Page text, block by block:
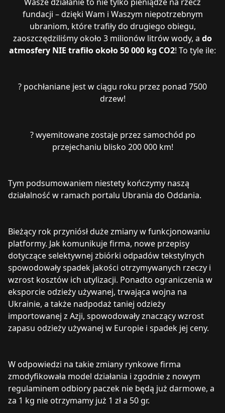
fundacji – dzięki Wam i Waszym niepotrzebnym
ubraniom, które trafiły do drugiego obiegu,
zaoszczędziliśmy około 3 milionów litrów wody, a do
atmosfery NIE trafiło około 50 000 kg CO2! To tyle ile:
? pochłaniane jest w ciągu roku przez ponad 7500
drzew!
? wyemitowane zostaje przez samochód po
przejechaniu blisko 200 000 km!
Tym podsumowaniem niestety kończymy naszą
działalność w ramach portalu Ubrania do Oddania.
Bieżący rok przyniósł duże zmiany w funkcjonowaniu
platformy. Jak komunikuje firma, nowe przepisy
dotyczące selektywnej zbiórki odpadów tekstylnych
spowodowały spadek jakości otrzymywanych rzeczy i
wzrost kosztów ich utylizacji. Ponadto ograniczenia w
eksporcie odzieży używanej, trwająca wojna na
Ukrainie, a także nadpodaż taniej odzieży
importowanej z Azji, spowodowały znaczący wzrost
zapasu odzieży używanej w Europie i spadek jej ceny.
W odpowiedzi na takie zmiany rynkowe firma
zmodyfikowała model działania i zgodnie z nowym
regulaminem odbiory paczek nie będą już darmowe, a
za 1 kg nie otrzymamy już 1 zł a 50 gr.